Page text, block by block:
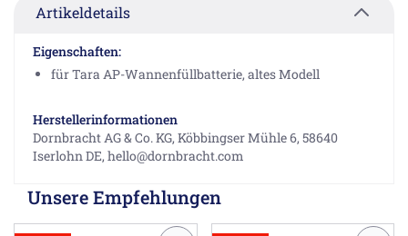
Artikeldetails
Eigenschaften:
für Tara AP-Wannenfüllbatterie, altes Modell
Herstellerinformationen
Dornbracht AG & Co. KG, Köbbingser Mühle 6, 58640
Iserlohn DE, hello@dornbracht.com
Unsere Empfehlungen